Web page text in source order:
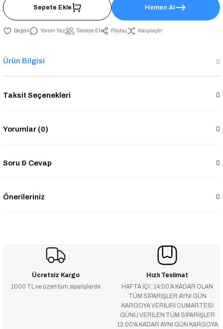
Sepete Ekle Hemen Al
Yorum Yaz Tavsiye Et Paylaş Karşılaştır
Ürün Bilgisi
Taksit Seçenekleri
Yorumlar (0)
Soru & Cevap
Önerileriniz
Ücretsiz Kargo
1000 TL ve üzeri tüm siparişlerde
Hızlı Teslimat
HAFTA İÇİ : 14:00’A KADAR OLAN
TÜM SİPARİŞLER AYNI GÜN
KARGOYA VERİLİRİ CUMARTESİ
GÜNÜ VERİLEN TÜM SİPARİŞLER
12:00'A KADAR AYNI GÜN KARGOYA